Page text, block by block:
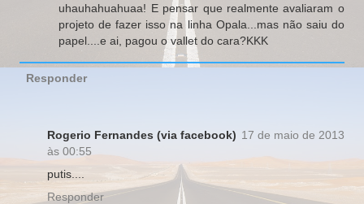
uhauhahuahuaa! E pensar que realmente avaliaram o
projeto de fazer isso na linha Opala...mas não saiu do
papel....e ai, pagou o vallet do cara?KKK
Responder
Rogerio Fernandes (via facebook) 17 de maio de 2013
às 00:55
putis....
Responder